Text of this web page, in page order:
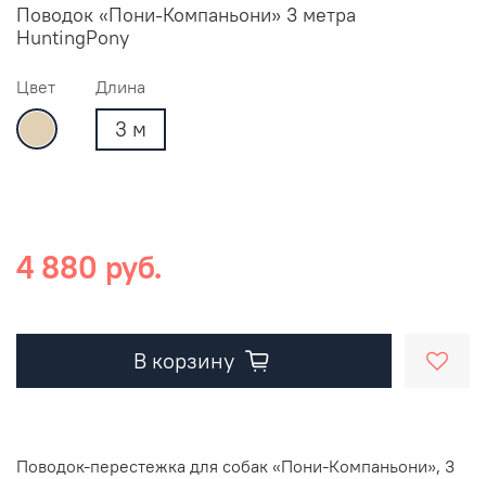
Поводок «Пони-Компаньони» 3 метра
HuntingPony
Цвет Длина
3 м
4 880 руб.
В корзину
Поводок-перестежка для собак «Пони-Компаньони», 3